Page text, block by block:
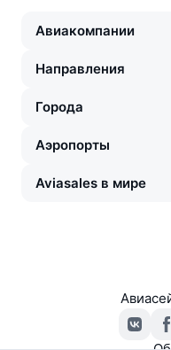
Авиакомпании
Направления
Города
Аэропорты
Aviasales в мире